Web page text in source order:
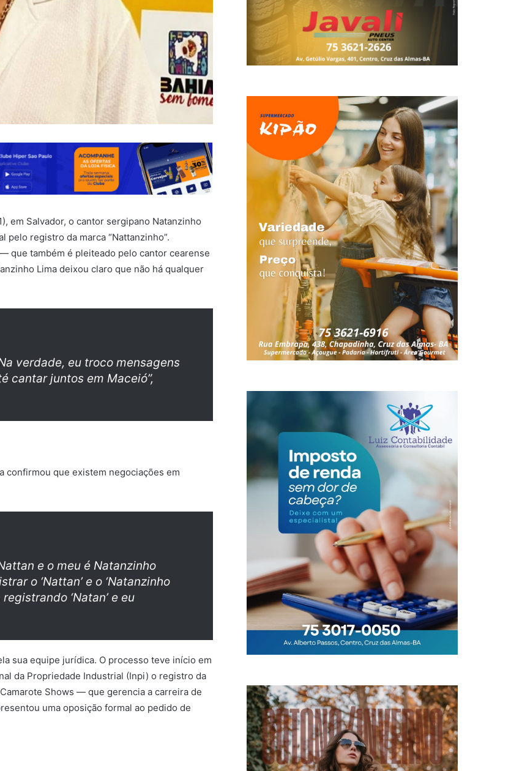
em Salvador, o cantor sergipano Natanzinho
registro da marca “Nattanzinho”.
que também é pleiteado pelo cantor cearense
Lima deixou claro que não há qualquer
verdade, eu troco mensagens
cantar juntos em Maceió”,
confirmou que existem negociações em
e o meu é Natanzinho
o ‘Nattan’ e o ‘Natanzinho
‘Natan’ e eu
sua equipe jurídica. O processo teve início em
da Propriedade Industrial (Inpi) o registro da
Shows — que gerencia a carreira de
uma oposição formal ao pedido de